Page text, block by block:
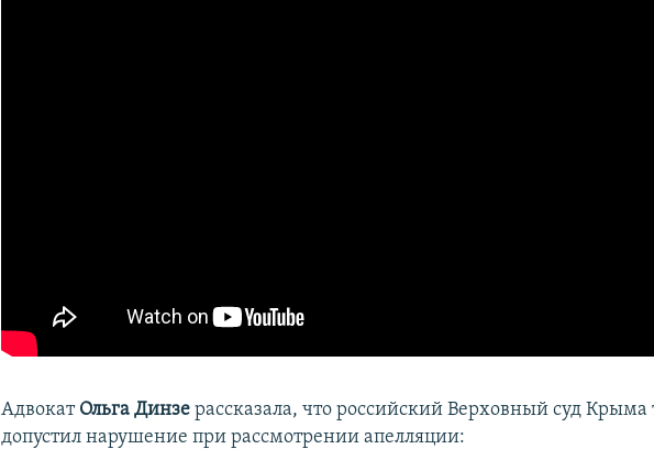
Адвокат Ольга Динзе рассказала, что российский Верховный суд Крыма
допустил нарушение при рассмотрении апелляции: